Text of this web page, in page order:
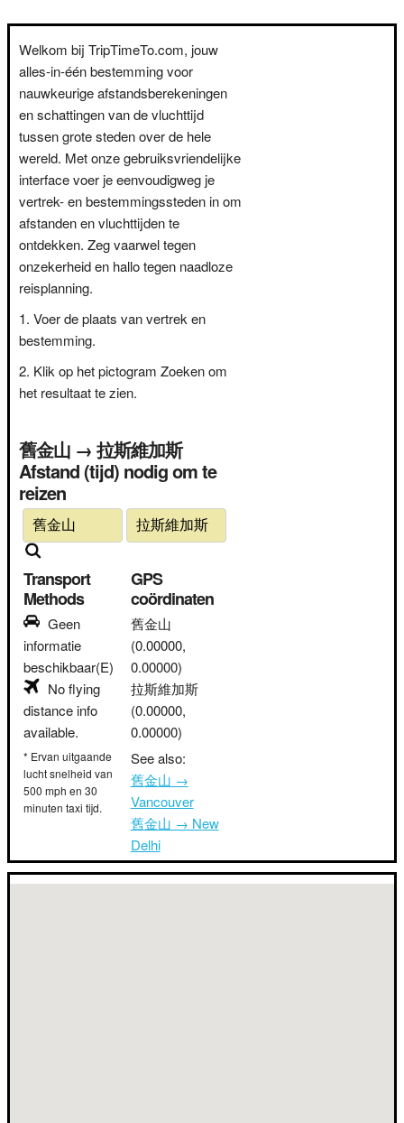
Welkom bij TripTimeTo.com, jouw
alles-in-één bestemming voor
nauwkeurige afstandsberekeningen
en schattingen van de vluchttijd
tussen grote steden over de hele
wereld. Met onze gebruiksvriendelijke
interface voer je eenvoudigweg je
vertrek- en bestemmingssteden in om
afstanden en vluchttijden te
ontdekken. Zeg vaarwel tegen
onzekerheid en hallo tegen naadloze
reisplanning.
Voer de plaats van vertrek en
bestemming.
Klik op het pictogram Zoeken om
het resultaat te zien.
舊金山 → 拉斯維加斯
Afstand (tijd) nodig om te
reizen
Transport
Methods
Geen
informatie
beschikbaar(E)
No flying
distance info
available.
* Ervan uitgaande
lucht snelheid van
500 mph en 30
minuten taxi tijd.
GPS
coördinaten
舊金山
(0.00000,
0.00000)
拉斯維加斯
(0.00000,
0.00000)
See also:
舊金山 →
Vancouver
舊金山 → New
Delhi